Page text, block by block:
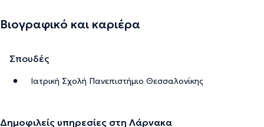
Βιογραφικό και καριέρα
Σπουδές
Ιατρική Σχολή Πανεπιστήμιο Θεσσαλονίκης
Δημοφιλείς υπηρεσίες στη Λάρνακα